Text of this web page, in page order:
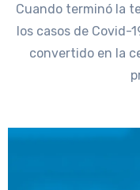
Cuando terminó la
los casos de Covid-
convertido en la